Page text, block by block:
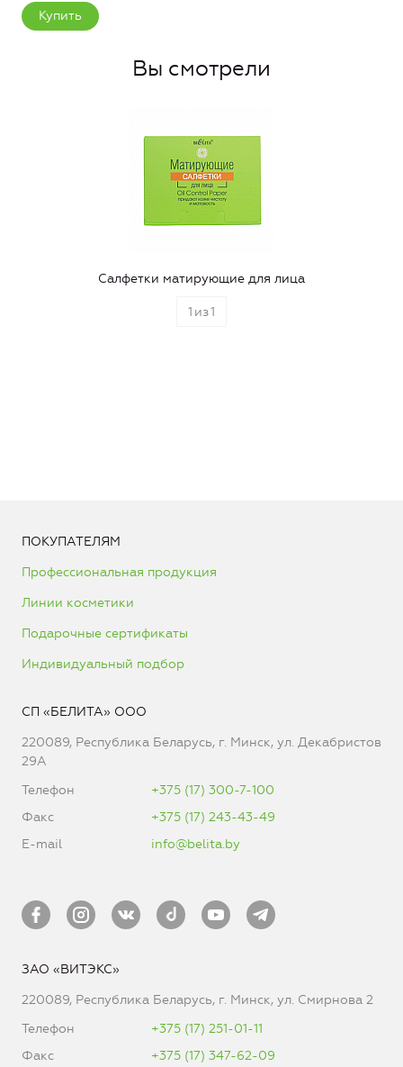
Купить
Вы смотрели
Салфетки матирующие для лица
1 из1
ПОКУПАТЕЛЯМ
Профессиональная продукция
Линии косметики
Подарочные сертификаты
Индивидуальный подбор
СП «БЕЛИТА» ООО
220089, Республика Беларусь, г. Минск, ул. Декабристов
29А
Телефон
+375 (17) 300-7-100
Факс
+375 (17) 243-43-49
E-mail
info@belita.by
ЗАО «ВИТЭКС»
220089, Республика Беларусь, г. Минск, ул. Смирнова 2
Телефон
+375 (17) 251-01-11
Факс
+375 (17) 347-62-09